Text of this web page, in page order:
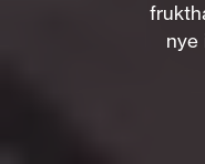
nye